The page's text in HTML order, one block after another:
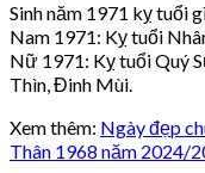
Sinh năm 1971 kỵ tuổi
Nam 1971: Kỵ tuổi
Nữ 1971: Kỵ tuổi Quý
Thìn, Đinh Mùi.
Xem thêm: Ngày đẹp
Thân 1968 năm 2024/